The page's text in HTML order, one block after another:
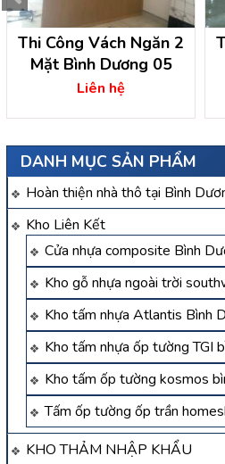
DANH MỤC SẢN PHẨM
Hoàn thiện nhà thô tại Bình
Kho Liên Kết
Cửa nhựa composite Bình
Kho gỗ nhựa ngoài trời
Kho tấm nhựa Atlantis Bình
Kho tấm nhựa ốp tường TGI
Kho tấm ốp tường kosmos
Tấm ốp tường ốp trần
KHO THẢM NHẬP KHẨU
Thi Công Vách Ngăn 2
Mặt Bình Dương 05
Liên hệ